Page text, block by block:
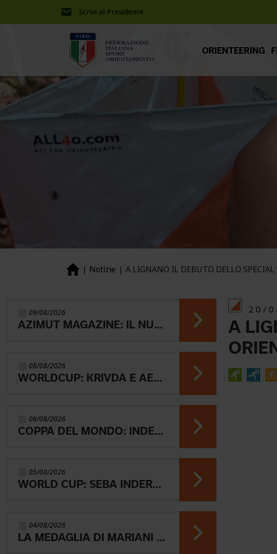
Scrivi al Presidente
ORIENTEERING
Notizie A LIGNANO IL DEBUTO DELLO
09/08/2026
AZIMUT MAGAZINE: IL NUOVO NUMERO
08/08/2026
WORLDCUP: KRIVDA E AEBERSOLD VINCONO LA MIDDLE
06/08/2026
COPPA DEL MONDO: INDERST 45° VINCONO AEBERSOLD E SVENSK
05/08/2026
WORLD CUP: SEBA INDERST ACCEDE ALLA FINALE A
04/08/2026
LA MEDAGLIA DI MARIANI E QUEL RICORDO CHE NON SVANISCE.
20/
A